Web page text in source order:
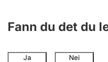
Fann du det du
Ja Nei